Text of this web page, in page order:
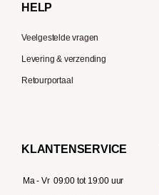
HELP
Veelgestelde vragen
Levering & verzending
Retourportaal
KLANTENSERVICE
Ma - Vr 09:00 tot 19:00 uur